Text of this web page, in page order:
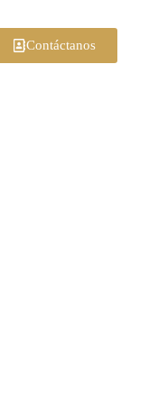
Contáctanos